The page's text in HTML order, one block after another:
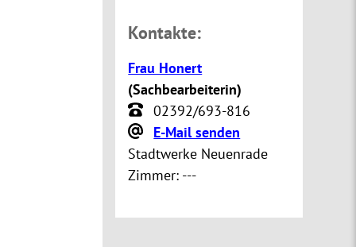
Kontakte:
Frau Honert
(Sachbearbeiterin)
02392/693-816
E-Mail senden
Stadtwerke Neuenrade
Zimmer: ---